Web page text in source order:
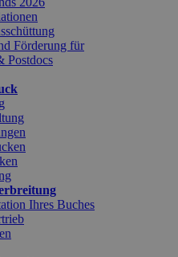
Förderung für
Postdocs
Ihres Buches